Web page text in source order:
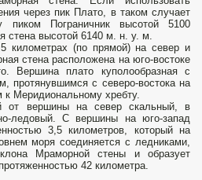
через пик Плато, в таком случает
пиком Пограничник высотой 5100
стена высотой 6140 м. н. у. м.
километрах (по прямой) на север и
стена расположена на юго-востоке
Вершина плато куполообразная с
протянувшимся с северо-востока на
Меридиональному хребту.
от вершины на север скальный, в
ледовый. С вершины на юго-запад
3,5 километров, который на
моря соединяется с ледниками,
Мраморной стены и образует
42 километра.